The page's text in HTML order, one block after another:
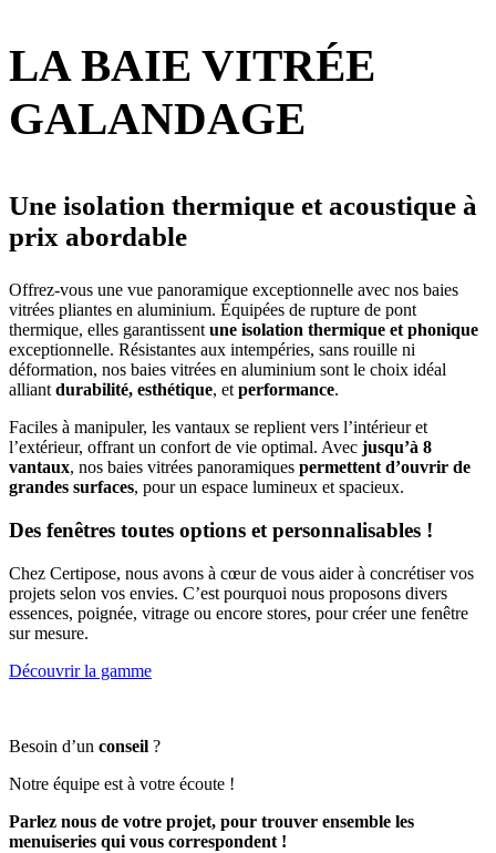
LA BAIE VITRÉE
GALANDAGE
Une isolation thermique et acoustique à
prix abordable
Offrez-vous une vue panoramique exceptionnelle avec nos baies
vitrées pliantes en aluminium. Équipées de rupture de pont
thermique, elles garantissent une isolation thermique et phonique
exceptionnelle. Résistantes aux intempéries, sans rouille ni
déformation, nos baies vitrées en aluminium sont le choix idéal
alliant durabilité, esthétique, et performance.
Faciles à manipuler, les vantaux se replient vers l’intérieur et
l’extérieur, offrant un confort de vie optimal. Avec jusqu’à 8
vantaux, nos baies vitrées panoramiques permettent d’ouvrir de
grandes surfaces, pour un espace lumineux et spacieux.
Des fenêtres toutes options et personnalisables !
Chez Certipose, nous avons à cœur de vous aider à concrétiser vos
projets selon vos envies. C’est pourquoi nous proposons divers
essences, poignée, vitrage ou encore stores, pour créer une fenêtre
sur mesure.
Découvrir la gamme
Besoin d’un conseil ?
Notre équipe est à votre écoute !
Parlez nous de votre projet, pour trouver ensemble les
menuiseries qui vous correspondent !